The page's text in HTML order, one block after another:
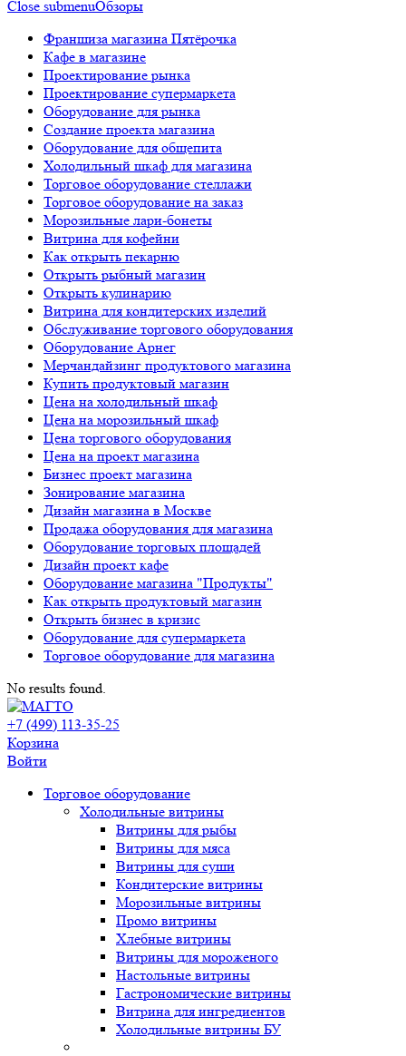
Close submenuОбзоры
Франшиза магазина Пятёрочка
Кафе в магазине
Проектирование рынка
Проектирование супермаркета
Оборудование для рынка
Создание проекта магазина
Оборудование для общепита
Холодильный шкаф для магазина
Торговое оборудование стеллажи
Торговое оборудование на заказ
Морозильные лари-бонеты
Витрина для кофейни
Как открыть пекарню
Открыть рыбный магазин
Открыть кулинарию
Витрина для кондитерских изделий
Обслуживание торгового оборудования
Оборудование Арнег
Мерчандайзинг продуктового магазина
Купить продуктовый магазин
Цена на холодильный шкаф
Цена на морозильный шкаф
Цена торгового оборудования
Цена на проект магазина
Бизнес проект магазина
Зонирование магазина
Дизайн магазина в Москве
Продажа оборудования для магазина
Оборудование торговых площадей
Дизайн проект кафе
Оборудование магазина "Продукты"
Как открыть продуктовый магазин
Открыть бизнес в кризис
Оборудование для супермаркета
Торговое оборудование для магазина
No results found.
+7 (499) 113-35-25
Корзина
Войти
Свернуть/
развернуть
Торговое оборудованиe
Холодильные витрины
Витрины для рыбы
Витрины для мяса
Витрины для суши
Кондитерские витрины
Морозильные витрины
Промо витрины
Хлебные витрины
Витрины для мороженого
Настольные витрины
Гастрономические витрины
Витрина для ингредиентов
Холодильные витрины БУ